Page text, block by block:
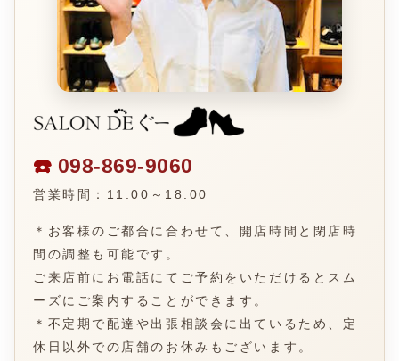
☎️ 098-869-9060
営業時間：11:00～18:00
＊お客様のご都合に合わせて、開店時間と閉店時
間の調整も可能です。
ご来店前にお電話にてご予約をいただけるとスム
ーズにご案内することができます。
＊不定期で配達や出張相談会に出ているため、定
休日以外での店舗のお休みもございます。